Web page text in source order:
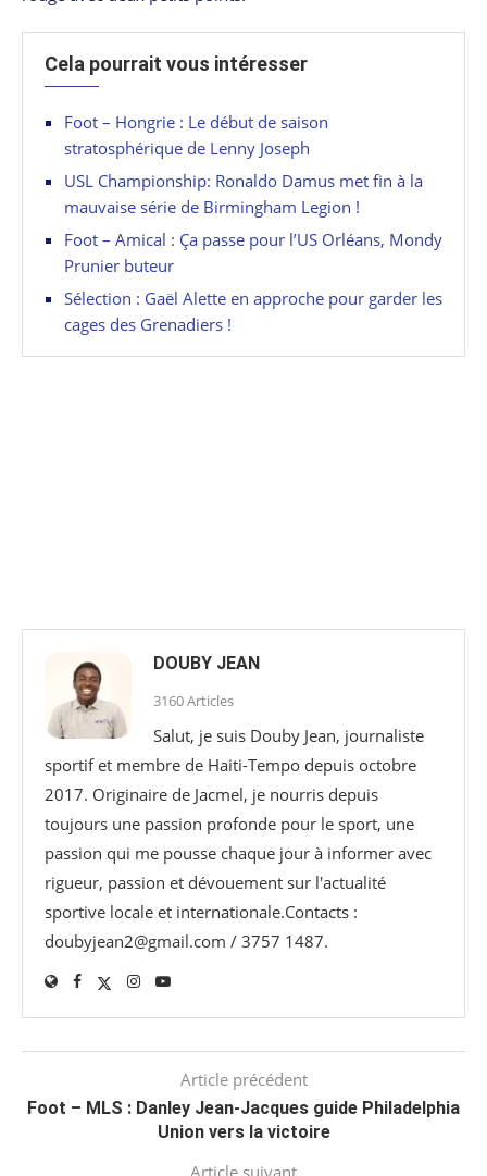
Cela pourrait vous intéresser
Foot – Hongrie : Le début de saison
stratosphérique de Lenny Joseph
USL Championship: Ronaldo Damus met fin à la
mauvaise série de Birmingham Legion !
Foot – Amical : Ça passe pour l’US Orléans, Mondy
Prunier buteur
Sélection : Gaël Alette en approche pour garder les
cages des Grenadiers !
DOUBY JEAN
3160 Articles
Salut, je suis Douby Jean, journaliste
sportif et membre de Haiti-Tempo depuis octobre
2017. Originaire de Jacmel, je nourris depuis
toujours une passion profonde pour le sport, une
passion qui me pousse chaque jour à informer avec
rigueur, passion et dévouement sur l'actualité
sportive locale et internationale.Contacts :
doubyjean2@gmail.com / 3757 1487.
Article précédent
Foot – MLS : Danley Jean-Jacques guide Philadelphia
Union vers la victoire
Article suivant